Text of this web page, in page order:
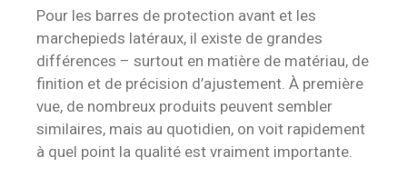
Pour les barres de protection avant et les
marchepieds latéraux, il existe de grandes
différences – surtout en matière de matériau, de
finition et de précision d’ajustement. À première
vue, de nombreux produits peuvent sembler
similaires, mais au quotidien, on voit rapidement
à quel point la qualité est vraiment importante.